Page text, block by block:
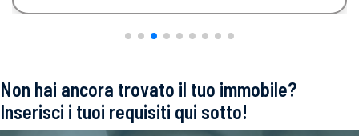
Non hai ancora trovato il tuo immobile?
Inserisci i tuoi requisiti qui sotto!